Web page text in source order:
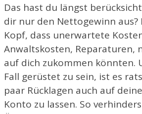
Das hast du längst
dir nur den Nettogewinn aus?
Kopf, dass unerwartete
Anwaltskosten, Reparaturen,
auf dich zukommen könnten.
Fall gerüstet zu sein, ist es
paar Rücklagen auch auf
Konto zu lassen. So